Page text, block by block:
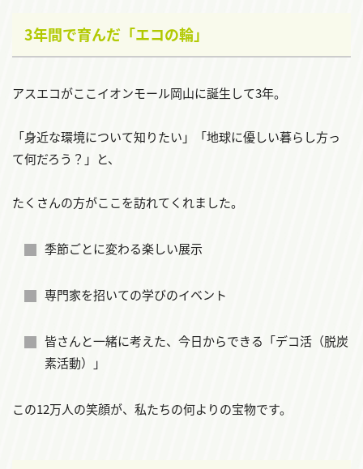
3年間で育んだ「エコの輪」
アスエコがここイオンモール岡山に誕生して3年。
「身近な環境について知りたい」「地球に優しい暮らし方っ
て何だろう？」と、
たくさんの方がここを訪れてくれました。
季節ごとに変わる楽しい展示
専門家を招いての学びのイベント
皆さんと一緒に考えた、今日からできる「デコ活（脱炭
素活動）」
この12万人の笑顔が、私たちの何よりの宝物です。